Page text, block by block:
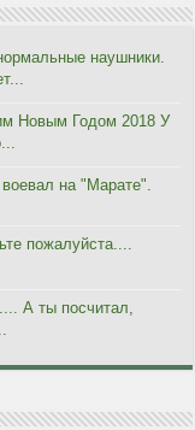
наушники.
Новым Годом 2018 У
на "Марате".
пожалуйста....
А ты посчитал,